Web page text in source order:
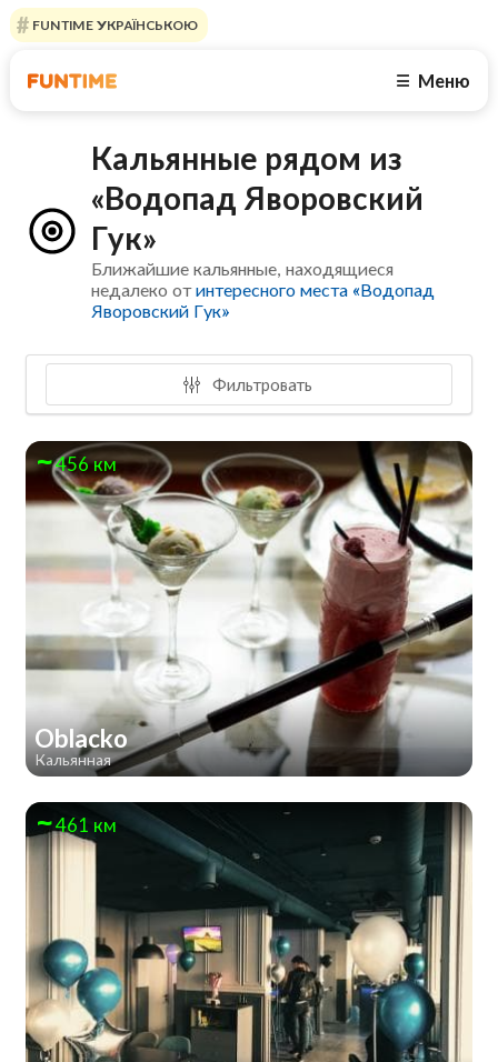
FUNTIME УКРАЇНСЬКОЮ
☰ Меню
Кальянные рядом из
«Водопад Яворовский
Гук»
Ближайшие кальянные, находящиеся
недалеко отинтересного места «Водопад
Яворовский Гук»
Фильтровать
456 км
Oblacko
Кальянная
461 км